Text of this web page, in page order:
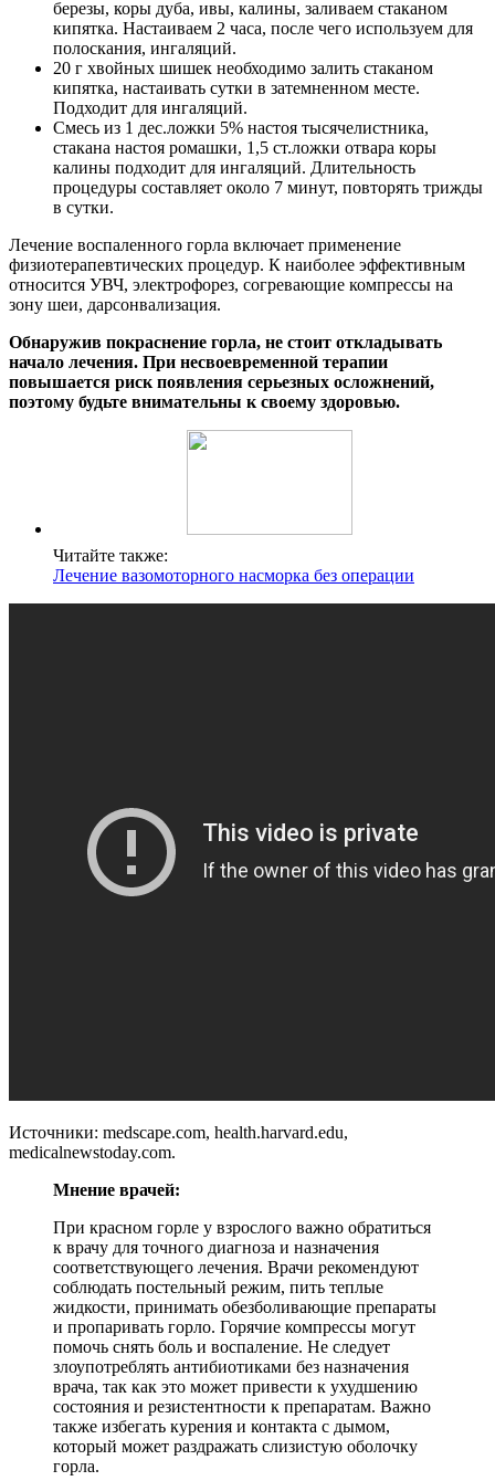
березы, коры дуба, ивы, калины, заливаем стаканом
кипятка. Настаиваем 2 часа, после чего используем для
полоскания, ингаляций.
20 г хвойных шишек необходимо залить стаканом
кипятка, настаивать сутки в затемненном месте.
Подходит для ингаляций.
Смесь из 1 дес.ложки 5% настоя тысячелистника,
стакана настоя ромашки, 1,5 ст.ложки отвара коры
калины подходит для ингаляций. Длительность
процедуры составляет около 7 минут, повторять трижды
в сутки.
Лечение воспаленного горла включает применение
физиотерапевтических процедур. К наиболее эффективным
относится УВЧ, электрофорез, согревающие компрессы на
зону шеи, дарсонвализация.
Обнаружив покраснение горла, не стоит откладывать
начало лечения. При несвоевременной терапии
повышается риск появления серьезных осложнений,
поэтому будьте внимательны к своему здоровью.
Читайте также:
Лечение вазомоторного насморка без операции
Источники: medscape.com, health.harvard.edu,
medicalnewstoday.com.
Мнение врачей:
При красном горле у взрослого важно обратиться
к врачу для точного диагноза и назначения
соответствующего лечения. Врачи рекомендуют
соблюдать постельный режим, пить теплые
жидкости, принимать обезболивающие препараты
и пропаривать горло. Горячие компрессы могут
помочь снять боль и воспаление. Не следует
злоупотреблять антибиотиками без назначения
врача, так как это может привести к ухудшению
состояния и резистентности к препаратам. Важно
также избегать курения и контакта с дымом,
который может раздражать слизистую оболочку
горла.